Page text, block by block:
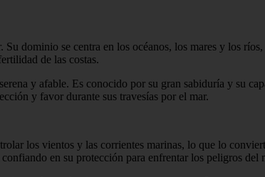
dominio se centra en los océanos, los mares y los
de las costas.
y afable. Es conocido por su gran sabiduría y su
y favor durante sus travesías por el mar.
los vientos y las corrientes marinas, lo que lo
en su protección para enfrentar los peligros del